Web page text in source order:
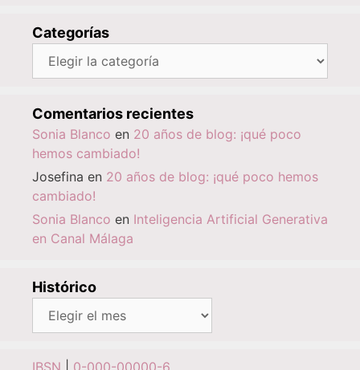
Categorías
Comentarios recientes
Sonia Blanco en 20 años de blog: ¡qué poco
hemos cambiado!
Josefina en 20 años de blog: ¡qué poco hemos
cambiado!
Sonia Blanco en Inteligencia Artificial Generativa
en Canal Málaga
Histórico
IBSN 0-000-00000-6